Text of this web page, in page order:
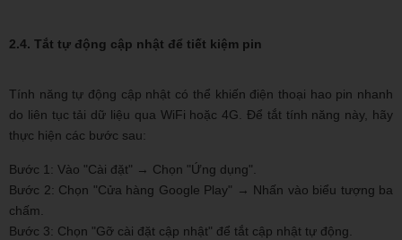
2.4. Tắt tự động cập nhật để tiết kiệm pin
Tính năng tự động cập nhật có thể khiến điện thoại hao pin nhanh
do liên tục tải dữ liệu qua WiFi hoặc 4G. Để tắt tính năng này, hãy
thực hiện các bước sau:
Bước 1: Vào "Cài đặt" → Chọn "Ứng dụng".
Bước 2: Chọn "Cửa hàng Google Play" → Nhấn vào biểu tượng ba
chấm.
Bước 3: Chọn "Gỡ cài đặt cập nhật" để tắt cập nhật tự động.